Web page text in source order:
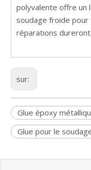
polyvalente offre un
soudage froide
réparations dureront.
sur:
Glue époxy
Glue pour le